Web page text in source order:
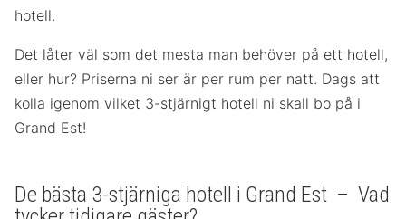
hotell.
Det låter väl som det mesta man behöver på ett hotell,
eller hur? Priserna ni ser är per rum per natt. Dags att
kolla igenom vilket 3-stjärnigt hotell ni skall bo på i
Grand Est!
De bästa 3-stjärniga hotell i Grand Est – Vad